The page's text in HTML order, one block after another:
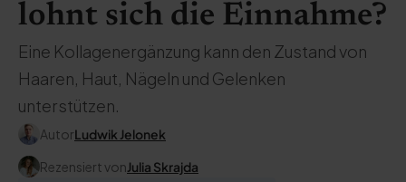
lohnt sich die Einnahme?
Eine Kollagenergänzung kann den Zustand von
Haaren, Haut, Nägeln und Gelenken
unterstützen.
AutorLudwik Jelonek
Rezensiert vonJulia Skrajda